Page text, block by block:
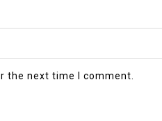
the next time I comment.